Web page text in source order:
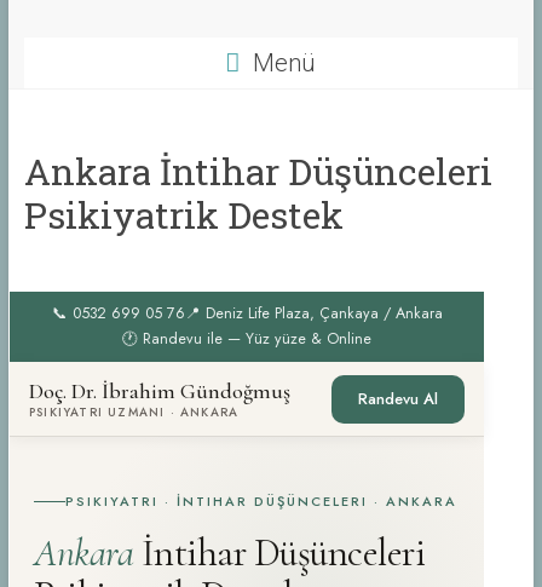
Menü
Ankara İntihar Düşünceleri
Psikiyatrik Destek